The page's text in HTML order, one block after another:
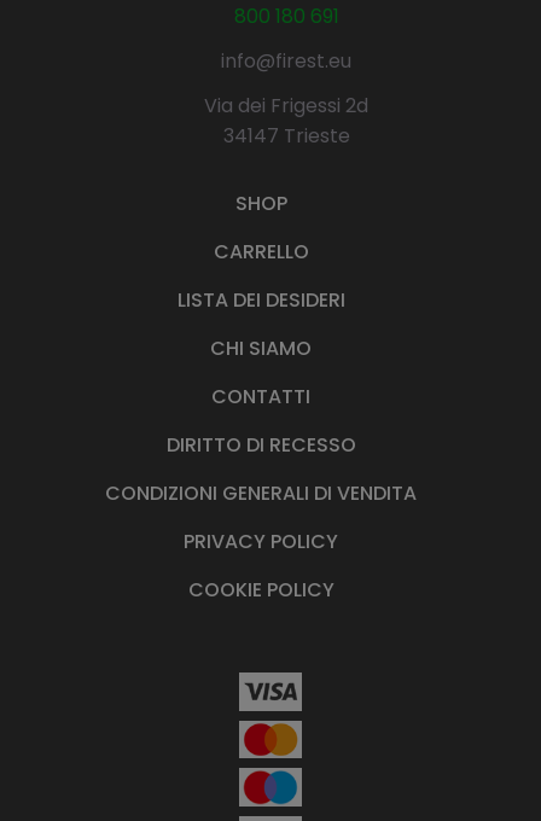
800 180 691
info@firest.eu
Via dei Frigessi 2d
34147 Trieste
SHOP
CARRELLO
LISTA DEI DESIDERI
CHI SIAMO
CONTATTI
DIRITTO DI RECESSO
CONDIZIONI GENERALI DI VENDITA
PRIVACY POLICY
COOKIE POLICY